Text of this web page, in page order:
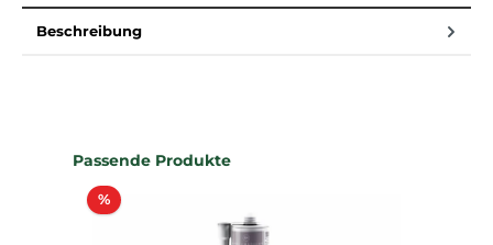
Beschreibung
Produktgalerie überspringen
Passende Produkte
%Rabatt